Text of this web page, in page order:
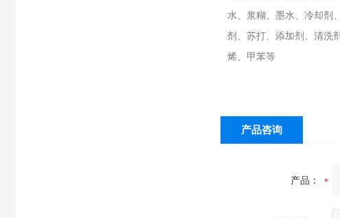
水、浆糊、墨水、冷却剂
剂、苏打、添加剂、清洗
烯、甲苯等
产品咨询
产品：